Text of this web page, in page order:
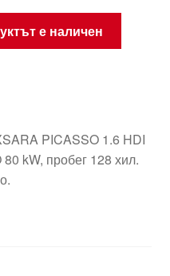
е наличен
PICASSO 1.6 HDI
kW, пробег 128 хил.